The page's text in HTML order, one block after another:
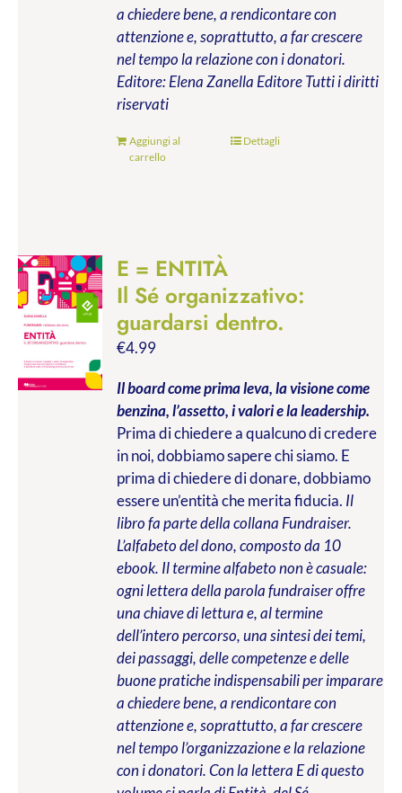
a chiedere bene, a rendicontare con
attenzione e, soprattutto, a far crescere
nel tempo la relazione con i donatori.
Editore: Elena Zanella EditoreTutti i diritti
riservati
Aggiungi al
carrello
Dettagli
E = ENTITÀ
Il Sé organizzativo:
guardarsi dentro.
€4.99
Il board come prima leva, la visione come
benzina, l’assetto, i valori e la leadership.
Prima di chiedere a qualcuno di credere
in noi, dobbiamo sapere chi siamo. E
prima di chiedere di donare, dobbiamo
essere un’entità che merita fiducia. Il
libro fa parte della collana Fundraiser.
L’alfabeto del dono, composto da 10
ebook. Il termine alfabeto non è casuale:
ogni lettera della parola fundraiser offre
una chiave di lettura e, al termine
dell’intero percorso, una sintesi dei temi,
dei passaggi, delle competenze e delle
buone pratiche indispensabili per imparare
a chiedere bene, a rendicontare con
attenzione e, soprattutto, a far crescere
nel tempo l’organizzazione e la relazione
con i donatori. Con la lettera E di questo